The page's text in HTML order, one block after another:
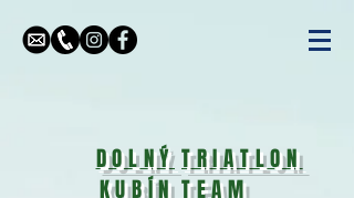
DOLNÝ
KUBÍN
TRIATLON
TEAM